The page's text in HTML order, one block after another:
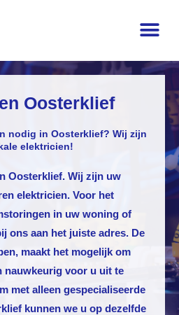
Oosterklief
nodig in Oosterklief? Wij zijn
elektricien!
Oosterklief. Wij zijn uw
elektricien. Voor het
in uw woning of
ons aan het juiste adres. De
maakt het mogelijk om
nauwkeurig voor u uit te
met alleen gespecialiseerde
kunnen we u op dezelfde